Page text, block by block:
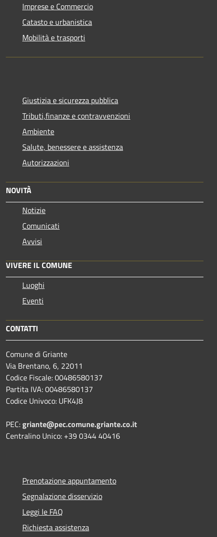
Imprese e Commercio
Catasto e urbanistica
Mobilità e trasporti
Giustizia e sicurezza pubblica
Tributi,finanze e contravvenzioni
Ambiente
Salute, benessere e assistenza
Autorizzazioni
NOVITÀ
Notizie
Comunicati
Avvisi
VIVERE IL COMUNE
Luoghi
Eventi
CONTATTI
Comune di Griante
Via Brentano, 6, 22011
Codice Fiscale: 00486580137
Partita IVA: 00486580137
Codice Univoco: UFK4J8
PEC:griante@pec.comune.griante.co.it
Centralino Unico: +39 0344 40416
Prenotazione appuntamento
Segnalazione disservizio
Leggi le FAQ
Richiesta assistenza